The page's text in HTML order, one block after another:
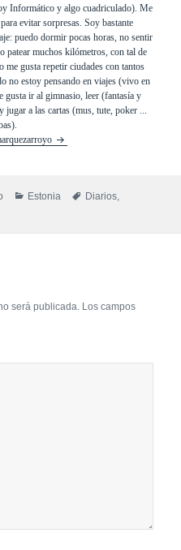
Informático y algo cuadriculado). Me
evitar sorpresas. Soy bastante
puedo dormir pocas horas, no sentir
patear muchos kilómetros, con tal de
me gusta repetir ciudades con tantos
no estoy pensando en viajes (vivo en
gusta ir al gimnasio, leer (fantasía y
a las cartas (mus, tute, poker ...
Categorías
Estonia Etiquetas
Diarios,
será publicada. Los campos